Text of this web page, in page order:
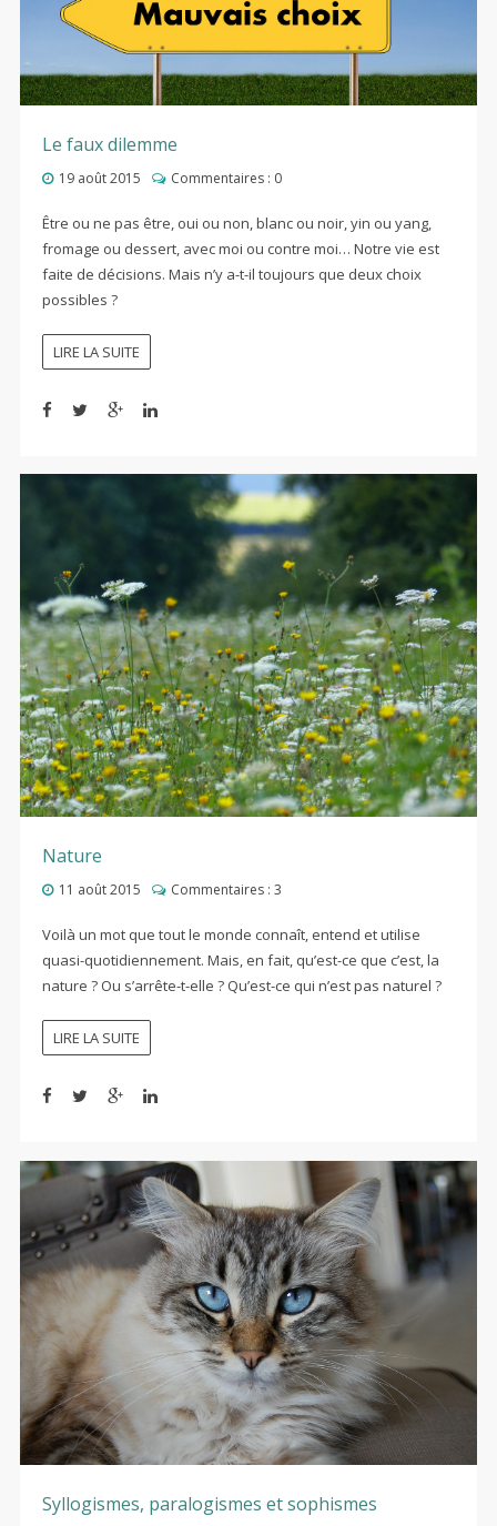
Le faux dilemme
19 août 2015 Commentaires : 0
Être ou ne pas être, oui ou non, blanc ou noir, yin ou yang,
fromage ou dessert, avec moi ou contre moi… Notre vie est
faite de décisions. Mais n’y a-t-il toujours que deux choix
possibles ?
LIRE LA SUITE
Nature
11 août 2015 Commentaires : 3
Voilà un mot que tout le monde connaît, entend et utilise
quasi-quotidiennement. Mais, en fait, qu’est-ce que c’est, la
nature ? Ou s’arrête-t-elle ? Qu’est-ce qui n’est pas naturel ?
LIRE LA SUITE
Syllogismes, paralogismes et sophismes